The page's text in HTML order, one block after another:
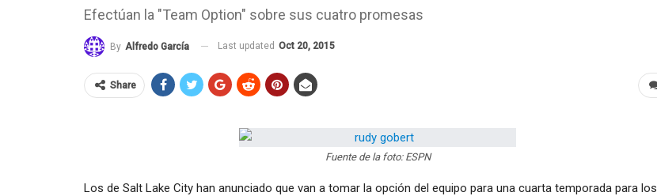
Efectúan la "Team Option" sobre sus cuatro promesas
By Alfredo García Last updated Oct 20, 2015
Share
Fuente de la foto: ESPN
Los de Salt Lake City han anunciado que van a tomar la opción del equipo para una cuarta temporada para los